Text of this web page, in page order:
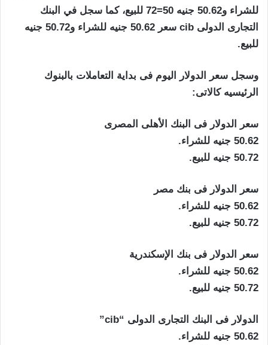
للشراء و50.62 جنيه 50=72 للبيع، كما سجل في البنك
التجارى الدولى cib سعر 50.62 جنيه للشراء و50.72 جنيه
للبيع.
وسجل سعر الدولار اليوم فى بداية التعاملات بالبنوك
الرئيسيه كالاتى:
سعر الدولار فى البنك الأهلى المصرى
50.62 جنيه للشراء.
50.72 جنيه للبيع.
سعر الدولار فى بنك مصر
50.62 جنيه للشراء.
50.72 جنيه للبيع.
سعر الدولار فى بنك الإسكندرية
50.62 جنيه للشراء.
50.72 جنيه للبيع.
الدولار فى البنك التجارى الدولى “cib”
50.62 جنيه للشراء.